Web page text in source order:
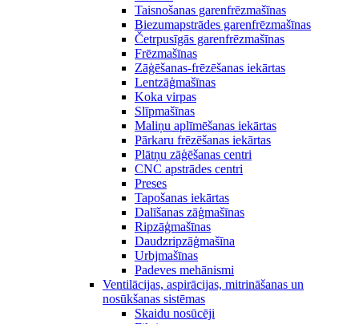
Taisnošanas garenfrēzmašīnas
Biezumapstrādes garenfrēzmašīnas
Četrpusīgās garenfrēzmašīnas
Frēzmašīnas
Zāģēšanas-frēzēšanas iekārtas
Lentzāģmašīnas
Koka virpas
Slīpmašīnas
Maliņu aplīmēšanas iekārtas
Pārkaru frēzēšanas iekārtas
Plātņu zāģēšanas centri
CNC apstrādes centri
Preses
Tapošanas iekārtas
Dalīšanas zāģmašīnas
Ripzāģmašīnas
Daudzripzāģmašīna
Urbjmašīnas
Padeves mehānismi
Ventilācijas, aspirācijas, mitrināšanas un
nosūkšanas sistēmas
Skaidu nosūcēji